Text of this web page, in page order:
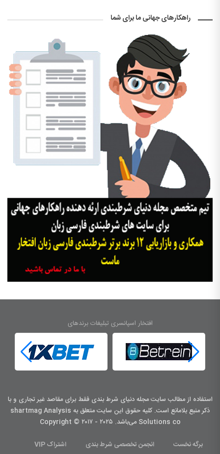
راهکارهای جهانی ما برای شما
افتخار اسپانسری تبلیغات برندهای
استفاده از مطالب سایت مجله دنیای شرط بندی فقط برای مقاصد غیر تجاری و با
ذکر منبع بلامانع است. کليه حقوق اين سايت متعلق به shartmag Analysis
Solutions co می‌باشد. Copyright © ۲۰۱۷ - ۲۰۲۵
برگه نخست انجمن تخصصی شرط بندی
اشتراک VIP